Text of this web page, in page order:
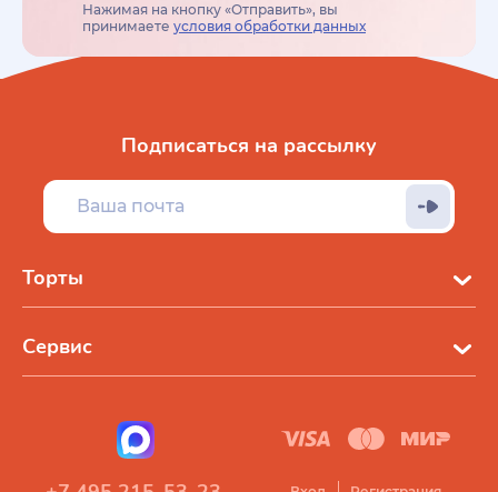
Нажимая на кнопку «Отправить», вы
принимаете условия обработки данных
Торты
Сервис
Подписаться на рассылку